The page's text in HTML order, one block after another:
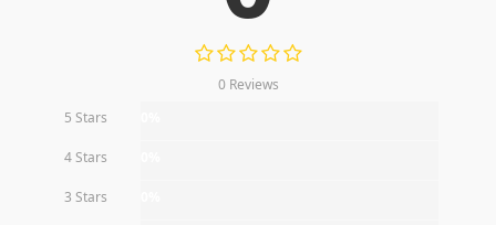
0 Reviews
5 Stars
4 Stars
3 Stars